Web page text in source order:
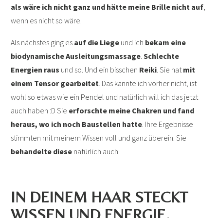
als wäre ich nicht ganz und hätte meine Brille nicht auf,
wenn es nicht so wäre.
Als nächstes ging es auf die Liege und ich bekam eine
biodynamische Ausleitungsmassage.Schlechte
Energien raus und so. Und ein bisschen Reiki. Sie hatmit
einem Tensor gearbeitet. Das kannte ich vorher nicht, ist
wohl so etwas wie ein Pendel und natürlich will ich das jetzt
auch haben :D Sie erforschte meine Chakren und fand
heraus, wo ich noch Baustellen hatte. Ihre Ergebnisse
stimmten mit meinem Wissen voll und ganz überein. Sie
behandelte diese natürlich auch.
IN DEINEM HAAR STECKT